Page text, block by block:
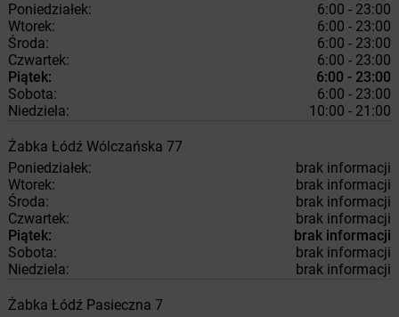
Poniedziałek:
6:00 - 23:00
Wtorek:
6:00 - 23:00
Środa:
6:00 - 23:00
Czwartek:
6:00 - 23:00
Piątek:
6:00 - 23:00
Sobota:
6:00 - 23:00
Niedziela:
10:00 - 21:00
Żabka Łódź Wólczańska 77
Poniedziałek:
brak informacji
Wtorek:
brak informacji
Środa:
brak informacji
Czwartek:
brak informacji
Piątek:
brak informacji
Sobota:
brak informacji
Niedziela:
brak informacji
Żabka Łódź Pasieczna 7